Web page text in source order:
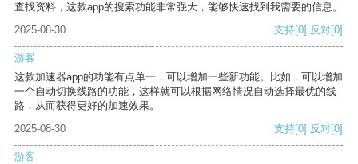
查找资料，这款app的搜索功能非常强大，能够快速找到我需要的信息。
2025-08-30
支持[0] 反对[0]
游客
这款加速器app的功能有点单一，可以增加一些新功能。比如，可以增加
一个自动切换线路的功能，这样就可以根据网络情况自动选择最优的线
路，从而获得更好的加速效果。
2025-08-30
支持[0] 反对[0]
游客